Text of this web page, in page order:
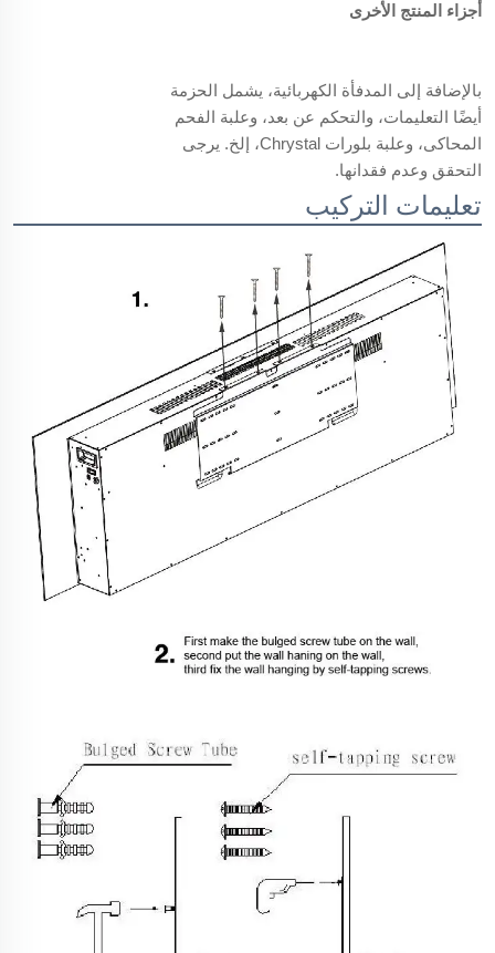
أجزاء المنتج الأخرى
بالإضافة إلى المدفأة الكهربائية، يشمل الحزمة
أيضًا التعليمات، والتحكم عن بعد، وعلبة الفحم
المحاكى، وعلبة بلورات Chrystal، إلخ. يرجى
التحقق وعدم فقدانها.
تعليمات التركيب